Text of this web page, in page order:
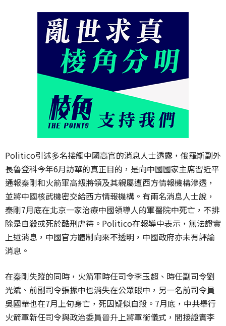
Politico引述多名接觸中國高官的消息人士透露，俄羅斯副外
長魯登科今年6月訪華的真正目的，是向中國國家主席習近平
通報秦剛和火箭軍高級將領及其親屬遭西方情報機構滲透，
並將中國核武機密交給西方情報機構。有兩名消息人士說，
秦剛7月底在北京一家治療中國領導人的軍醫院中死亡，不排
除是自殺或死於酷刑虐待。Politico在報導中表示，無法證實
上述消息，中國官方體制向來不透明，中國政府亦未有評論
消息。
在秦剛失蹤的同時，火箭軍時任司令李玉超、時任副司令劉
光斌、前副司令張振中也消失在公眾眼中，另一名前司令員
吳國華也在7月上旬身亡，死因疑似自殺。7月底，中共舉行
火箭軍新任司令與政治委員晉升上將軍銜儀式，間接證實李